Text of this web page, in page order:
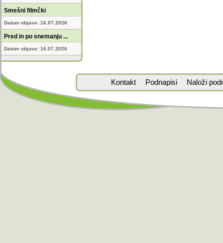
Smešni filmčki
Datum objave: 16.07.2026
Pred in po snemanju ...
Datum objave: 16.07.2026
Kontakt Podnapisi Naloži